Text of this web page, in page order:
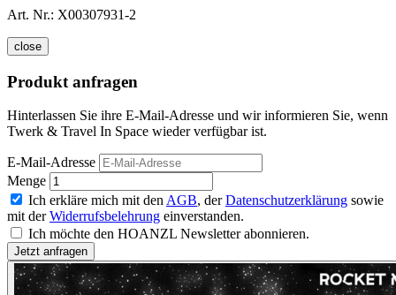
Art. Nr.: X00307931-2
close
Produkt anfragen
Hinterlassen Sie ihre E-Mail-Adresse und wir informieren Sie, wenn
Twerk & Travel In Space wieder verfügbar ist.
E-Mail-Adresse
Menge
Ich erkläre mich mit den AGB, derDatenschutzerklärung sowie
mit derWiderrufsbelehrung einverstanden.
Ich möchte den HOANZL Newsletter abonnieren.